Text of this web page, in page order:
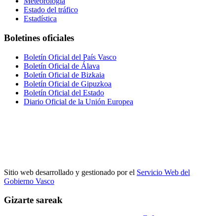
Estado del tráfico
Estadística
Boletines oficiales
Boletín Oficial del País Vasco
Boletín Oficial de Álava
Boletín Oficial de Bizkaia
Boletín Oficial de Gipuzkoa
Boletín Oficial del Estado
Diario Oficial de la Unión Europea
Sitio web desarrollado y gestionado por el Servicio Web del
Gobierno Vasco
Gizarte sareak